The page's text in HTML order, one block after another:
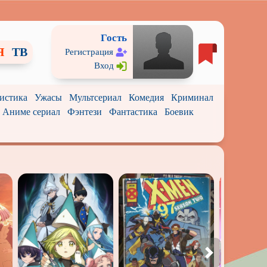
ТВ
Гость
Регистрация
Вход
Ужасы Мультсериал Комедия
Криминал
Аниме сериал Фэнтези Фантастика
Боевик